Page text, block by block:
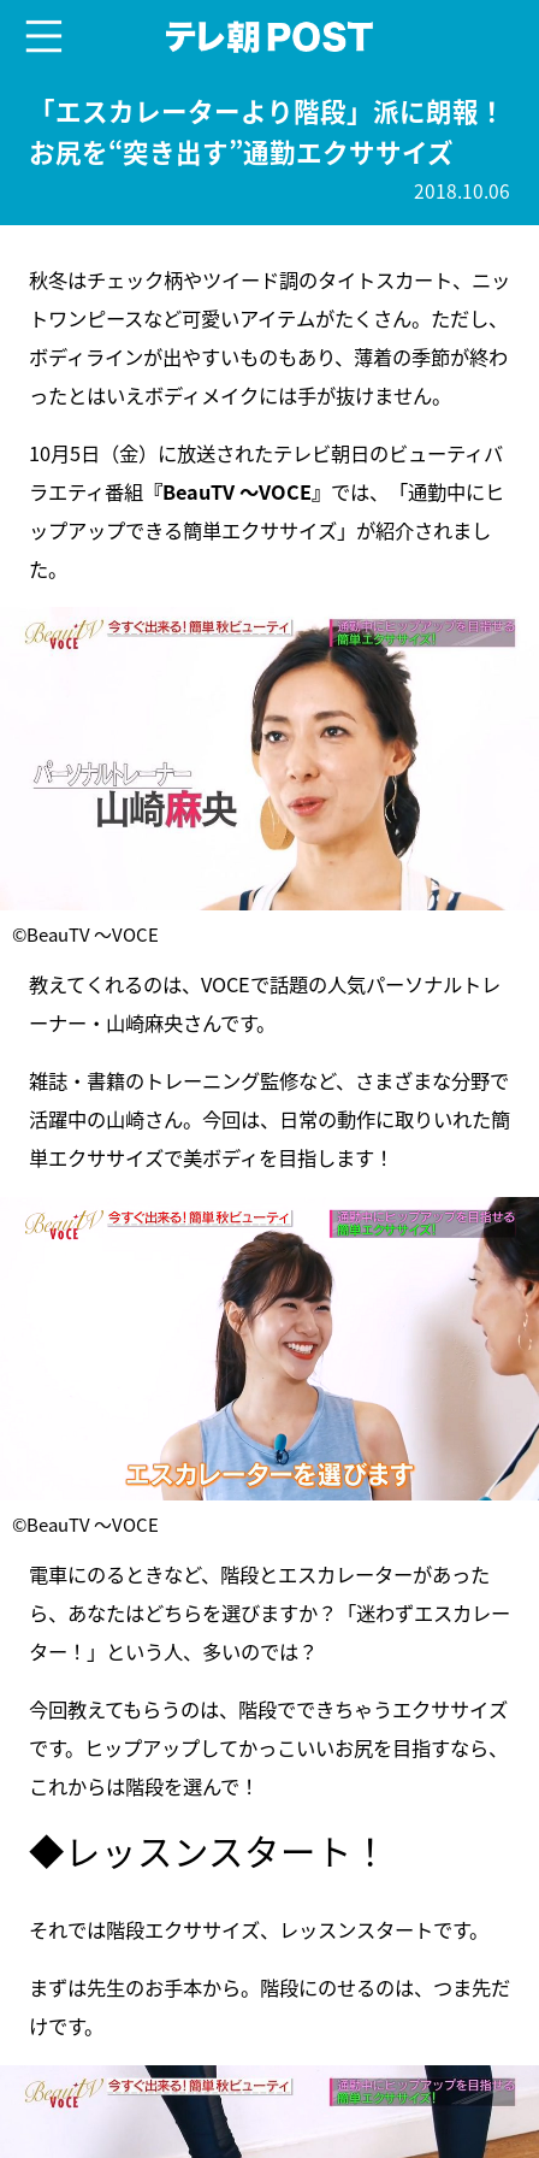
「エスカレーターより階段」派に朗報！
お尻を“突き出す”通勤エクササイズ
2018.10.06
秋冬はチェック柄やツイード調のタイトスカート、ニッ
トワンピースなど可愛いアイテムがたくさん。ただし、
ボディラインが出やすいものもあり、薄着の季節が終わ
ったとはいえボディメイクには手が抜けません。
10月5日（金）に放送されたテレビ朝日のビューティバ
ラエティ番組 『BeauTV ～VOCE』 では、「通勤中にヒ
ップアップできる簡単エクササイズ」が紹介されまし
た。
©BeauTV ～VOCE
教えてくれるのは、VOCEで話題の人気パーソナルトレ
ーナー・山崎麻央さんです。
雑誌・書籍のトレーニング監修など、さまざまな分野で
活躍中の山崎さん。今回は、日常の動作に取りいれた簡
単エクササイズで美ボディを目指します！
©BeauTV ～VOCE
電車にのるときなど、階段とエスカレーターがあった
ら、あなたはどちらを選びますか？「迷わずエスカレー
ター！」という人、多いのでは？
今回教えてもらうのは、階段でできちゃうエクササイズ
です。ヒップアップしてかっこいいお尻を目指すなら、
これからは階段を選んで！
◆レッスンスタート！
それでは階段エクササイズ、レッスンスタートです。
まずは先生のお手本から。階段にのせるのは、つま先だ
けです。